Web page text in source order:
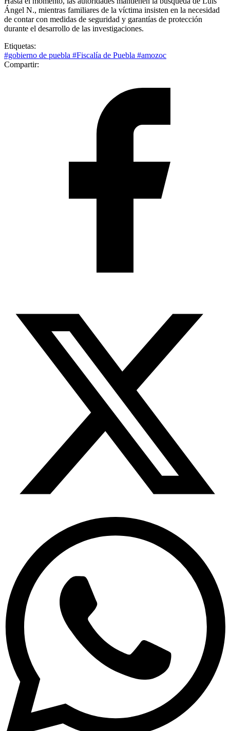
Ángel N., mientras familiares de la víctima insisten en la necesidad
de contar con medidas de seguridad y garantías de protección
durante el desarrollo de las investigaciones.
Etiquetas:
#gobierno de puebla #Fiscalía de Puebla #amozoc
Compartir: